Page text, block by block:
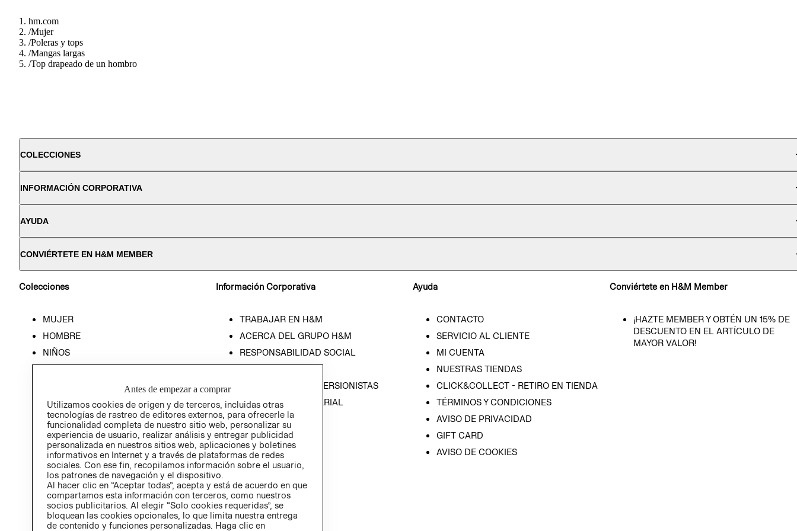
hm.com
/Mujer
/Poleras y tops
/Mangas largas
/Top drapeado de un hombro
COLECCIONES
INFORMACIÓN CORPORATIVA
AYUDA
CONVIÉRTETE EN H&M MEMBER
Colecciones
MUJER
HOMBRE
NIÑOS
Información Corporativa
TRABAJAR EN H&M
ACERCA DEL GRUPO H&M
RESPONSABILIDAD SOCIAL
RELACIÓN CON INVERSIONISTAS
POLÍTICA EMPRESARIAL
Ayuda
CONTACTO
SERVICIO AL CLIENTE
MI CUENTA
NUESTRAS TIENDAS
CLICK&COLLECT - RETIRO EN TIENDA
TÉRMINOS Y CONDICIONES
AVISO DE PRIVACIDAD
GIFT CARD
AVISO DE COOKIES
Conviértete en H&M Member
¡HAZTE MEMBER Y OBTÉN UN 15% DE
DESCUENTO EN EL ARTÍCULO DE
MAYOR VALOR!
Antes de empezar a comprar
Utilizamos cookies de origen y de terceros, incluidas otras
tecnologías de rastreo de editores externos, para ofrecerle la
funcionalidad completa de nuestro sitio web, personalizar su
experiencia de usuario, realizar análisis y entregar publicidad
personalizada en nuestros sitios web, aplicaciones y boletines
informativos en Internet y a través de plataformas de redes
sociales. Con ese fin, recopilamos información sobre el usuario,
los patrones de navegación y el dispositivo.
Al hacer clic en “Aceptar todas”, acepta y está de acuerdo en que
compartamos esta información con terceros, como nuestros
socios publicitarios. Al elegir “Solo cookies requeridas”, se
bloquean las cookies opcionales, lo que limita nuestra entrega
de contenido y funciones personalizadas. Haga clic en